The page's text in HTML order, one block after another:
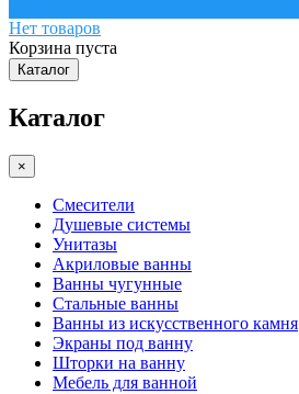
Нет товаров
Корзина пуста
Каталог
Каталог
×
Смесители
Душевые системы
Унитазы
Акриловые ванны
Ванны чугунные
Стальные ванны
Ванны из искусственного камня
Экраны под ванну
Шторки на ванну
Мебель для ванной